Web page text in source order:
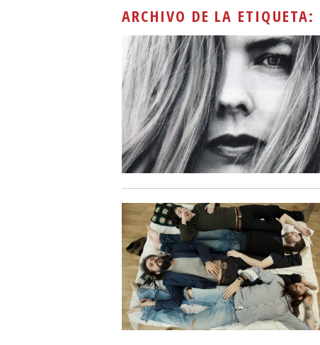
ARCHIVO DE LA ETIQUETA: